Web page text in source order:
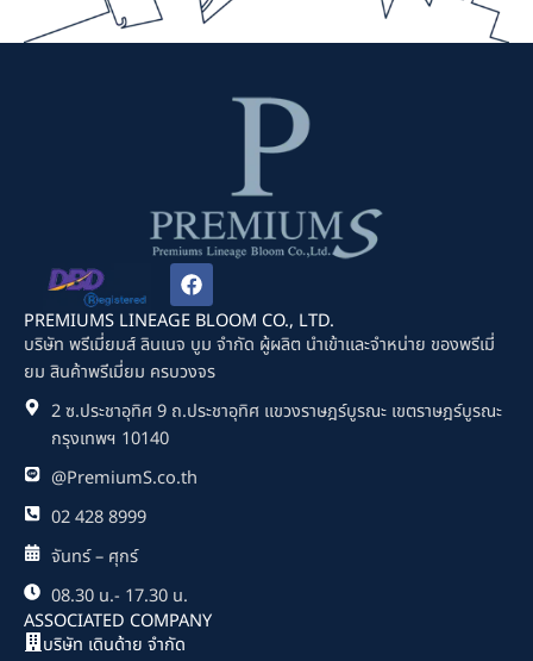
F
a
c
e
b
o
o
k
PREMIUMS LINEAGE BLOOM CO., LTD.
บริษัท พรีเมี่ยมส์ ลินเนจ บูม จำกัด ผู้ผลิต นำเข้าและจำหน่าย ของพรีเมี่
ยม สินค้าพรีเมี่ยม ครบวงจร
2 ซ.ประชาอุทิศ 9 ถ.ประชาอุทิศ แขวงราษฎร์บูรณะ เขตราษฎร์บูรณะ
กรุงเทพฯ 10140
@PremiumS.co.th
02 428 8999
จันทร์ – ศุกร์
08.30 น.- 17.30 น.
ASSOCIATED COMPANY
บริษัท เดินด้าย จำกัด